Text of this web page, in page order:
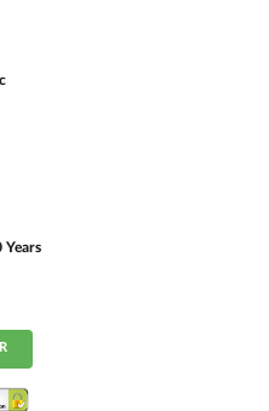
Years